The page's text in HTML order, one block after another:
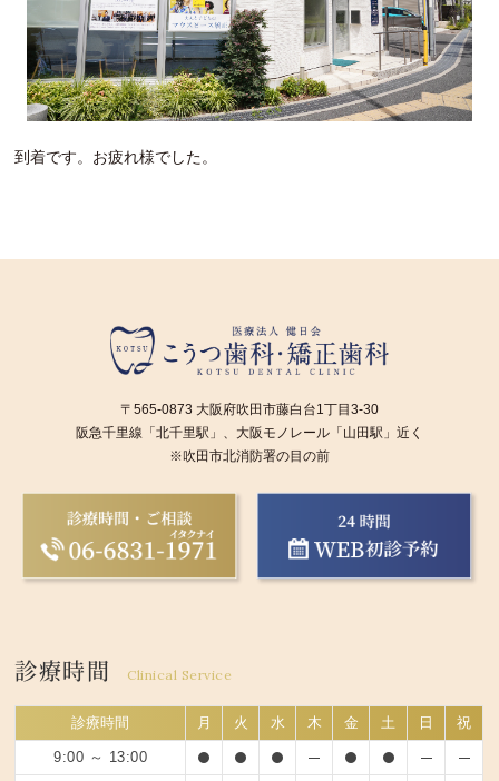
到着です。お疲れ様でした。
〒565-0873 大阪府吹田市藤白台1丁目3-30
阪急千里線「北千里駅」、大阪モノレール「山田駅」近く
※吹田市北消防署の目の前
診療時間 Clinical Service
診療時間 月 火 水 木 金 土 日 祝
9:00 ～ 13:00